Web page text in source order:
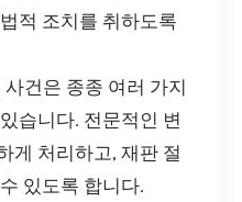
적 조치를 취하도록
사건은 종종 여러 가지
습니다. 전문적인 변
게 처리하고, 재판 절
있도록 합니다.